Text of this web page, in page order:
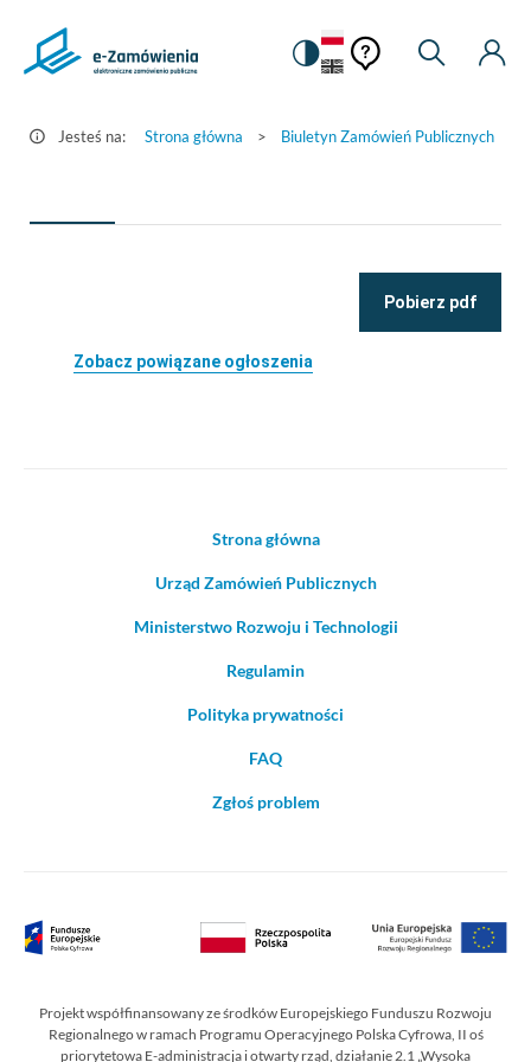
Szczegóły
e-
Ustawienia
Zmiana
na
kontrastową
Pomoc
kontekstowa
Pomoc
Moje
Jesteś na: Strona główna > Biuletyn Zamówień Publicznych
Pobierz pdf
Zobacz powiązane ogłoszenia
Strona główna
Urząd Zamówień Publicznych
Ministerstwo Rozwoju i Technologii
Regulamin
Polityka prywatności
FAQ
Zgłoś problem
Projekt współfinansowany ze środków Europejskiego Funduszu Rozwoju
Regionalnego w ramach Programu Operacyjnego Polska Cyfrowa, II oś
priorytetowa E-administracja i otwarty rząd, działanie 2.1 „Wysoka